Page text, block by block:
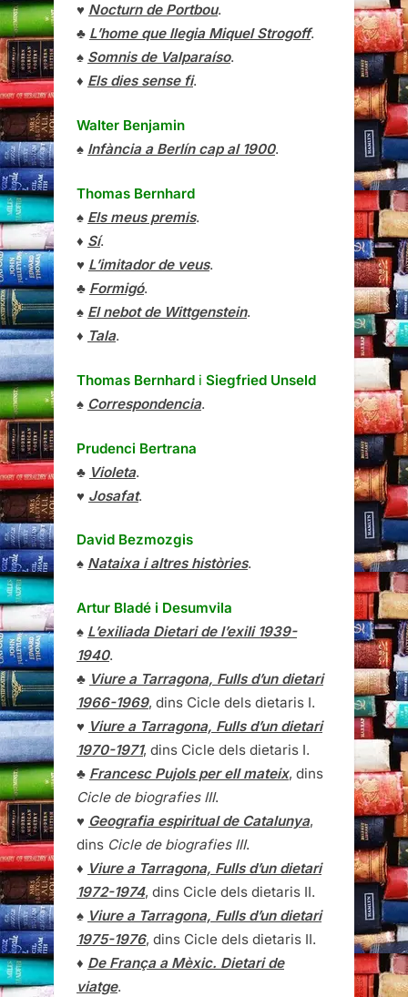
♥ Nocturn de Portbou.
♣ L’home que llegia Miquel Strogoff.
♠ Somnis de Valparaíso.
♦ Els dies sense fi.
Walter Benjamin
♠ Infància a Berlín cap al 1900.
Thomas Bernhard
♠ Els meus premis.
♦ Sí.
♥ L’imitador de veus.
♣ Formigó.
♠ El nebot de Wittgenstein.
♦ Tala.
Thomas Bernhard i Siegfried Unseld
♠ Correspondencia.
Prudenci Bertrana
♣ Violeta.
♥ Josafat.
David Bezmozgis
♠ Nataixa i altres històries.
Artur Bladé i Desumvila
♠ L’exiliada Dietari de l’exili 1939-
1940.
♣ Viure a Tarragona, Fulls d’un dietari
1966-1969, dins Cicle dels dietaris I.
♥ Viure a Tarragona, Fulls d’un dietari
1970-1971, dins Cicle dels dietaris I.
♣ Francesc Pujols per ell mateix, dins
Cicle de biografies III.
♥ Geografia espiritual de Catalunya,
dins Cicle de biografies III.
♦ Viure a Tarragona, Fulls d’un dietari
1972-1974, dins Cicle dels dietaris II.
♠ Viure a Tarragona, Fulls d’un dietari
1975-1976, dins Cicle dels dietaris II.
♦ De França a Mèxic. Dietari de
viatge.